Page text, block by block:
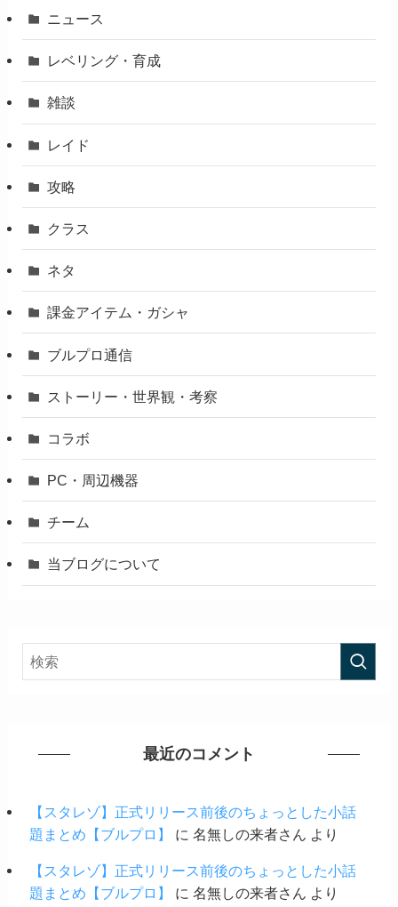
ニュース
レベリング・育成
雑談
レイド
攻略
クラス
ネタ
課金アイテム・ガシャ
ブルプロ通信
ストーリー・世界観・考察
コラボ
PC・周辺機器
チーム
当ブログについて
最近のコメント
【スタレゾ】正式リリース前後のちょっとした小話
題まとめ【ブルプロ】
に 名無しの来者さん より
【スタレゾ】正式リリース前後のちょっとした小話
題まとめ【ブルプロ】
に 名無しの来者さん より